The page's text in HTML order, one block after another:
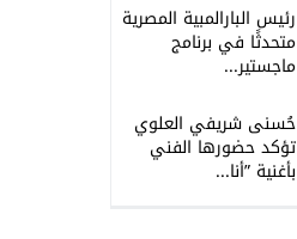
رئيس البارالمبية المصرية
متحدثًا في برنامج
ماجستير...
حُسنى شريفي العلوي
تؤكد حضورها الفني
بأغنية ”أنا...